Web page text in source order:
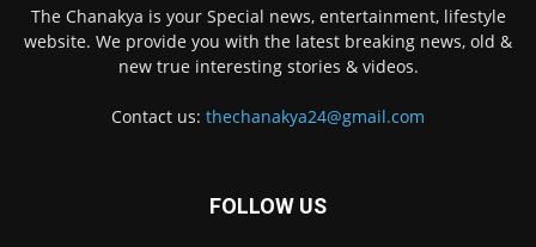
The Chanakya is your Special news, entertainment, lifestyle
website. We provide you with the latest breaking news, old &
new true interesting stories & videos.
Contact us: thechanakya24@gmail.com
FOLLOW US